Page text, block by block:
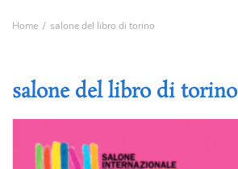
Home salone del libro di torino
salone del libro di torino